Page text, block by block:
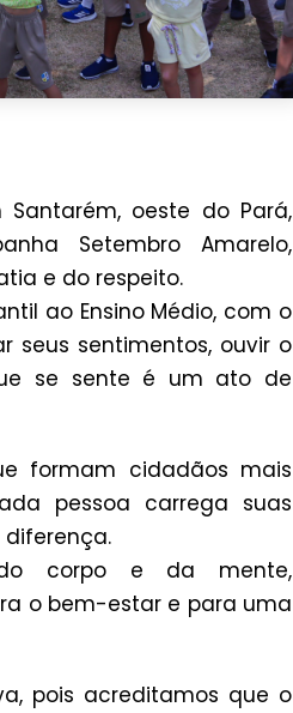
oeste do Pará,
Setembro Amarelo,
e do respeito.
ao Ensino Médio, com o
seus sentimentos, ouvir o
se sente é um ato de
formam cidadãos mais
pessoa carrega suas
diferença.
do corpo e da mente,
o bem-estar e para uma
pois acreditamos que o